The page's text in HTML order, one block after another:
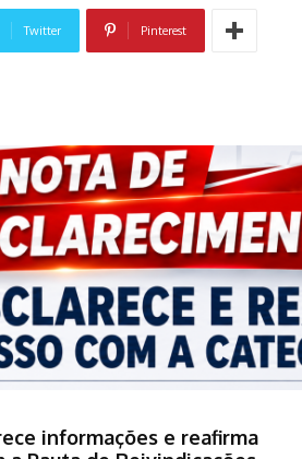
Twitter Pinterest
informações e reafirma